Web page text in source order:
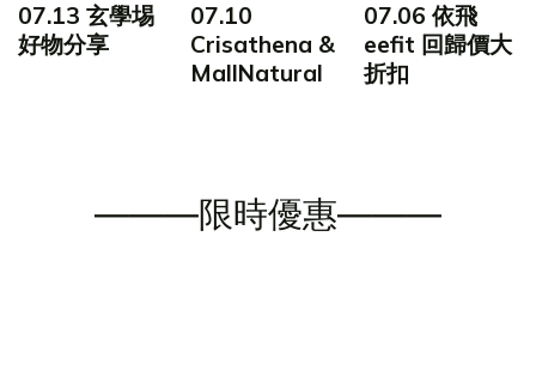
07.13 玄學埸
好物分享
07.10
Crisathena &
MallNatural
07.06 依飛
eefit 回歸價大
折扣
———限時優惠———